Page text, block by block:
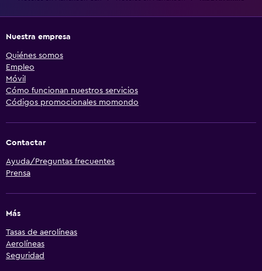
Nuestra empresa
Quiénes somos
Empleo
Móvil
Cómo funcionan nuestros servicios
Códigos promocionales momondo
Contactar
Ayuda/Preguntas frecuentes
Prensa
Más
Tasas de aerolíneas
Aerolíneas
Seguridad